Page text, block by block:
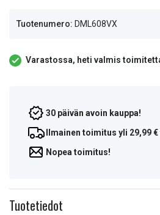
Tuotenumero: DML608VX
Varastossa, heti valmis
30 päivän avoin kauppa!
Ilmainen toimitus yli 29,99
Nopea toimitus!
Tuotetiedot